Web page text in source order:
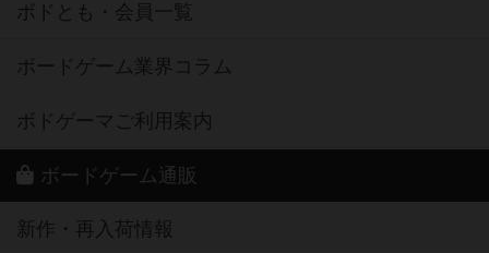
ボドとも・会員一覧
ボードゲーム業界コラム
ボドゲーマご利用案内
ボードゲーム通販
新作・再入荷情報